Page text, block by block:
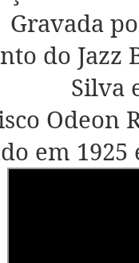
Gravada
do Jazz
Silva
Odeon
em 1925